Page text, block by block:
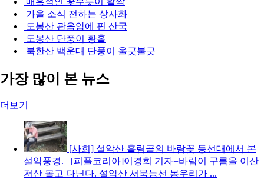
가을 소식 전하는 상사화
도봉산 관음암에 핀 산국
도봉산 단풍이 황홀
북한산 백운대 단풍이 울긋불긋
가장 많이 본 뉴스
더보기
[사회] 설악산 흘림골의 바람꽃 등선대에서 본
설악풍경. [피플코리아]이경희 기자=바람이 구름을 이산
저산 몰고 다닌다. 설악산 서북능선 봉우리가 ...